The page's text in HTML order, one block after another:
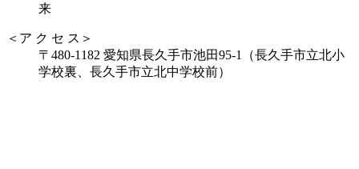
来
＜ア ク セ ス＞
〒480-1182 愛知県長久手市池田95-1（長久手市立北小
学校裏、長久手市立北中学校前）